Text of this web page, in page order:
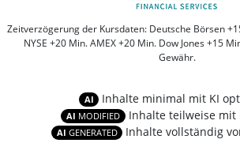
Zeitverzögerung der Kursdaten: Deutsche Börsen
NYSE +20 Min. AMEX +20 Min. Dow Jones +15
Gewähr.
AI Inhalte minimal mit KI
AI MODIFIED Inhalte teilweise mit
AI GENERATED Inhalte vollständig